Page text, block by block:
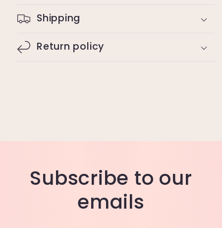
Shipping
Return policy
Subscribe to our
emails